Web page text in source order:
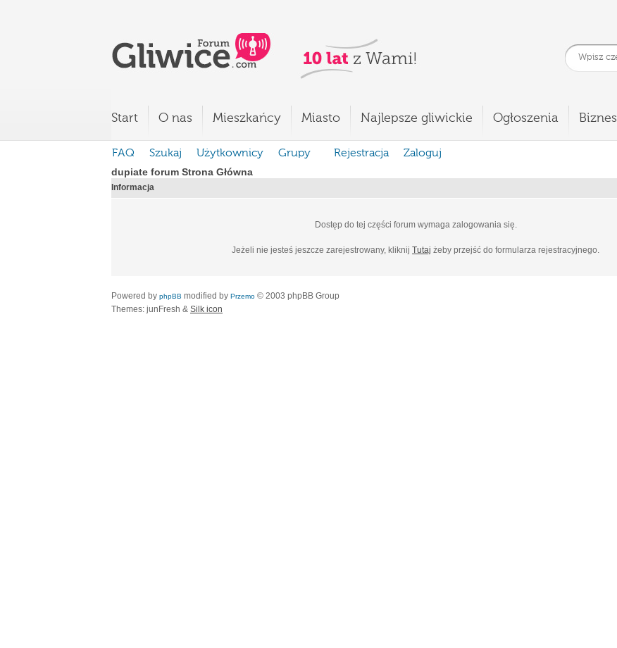
Start O nas Mieszkańcy Miasto Najlepsze gliwickie Ogłoszenia Biznes
FAQ Szukaj Użytkownicy Grupy Rejestracja
Zaloguj
dupiate forum Strona Główna
Informacja
Dostęp do tej części forum wymaga zalogowania się.
Jeżeli nie jesteś jeszcze zarejestrowany, kliknij Tutaj żeby przejść do formularza rejestracyjnego.
Powered by phpBB modified by Przemo © 2003 phpBB Group
Themes: junFresh & Silk icon